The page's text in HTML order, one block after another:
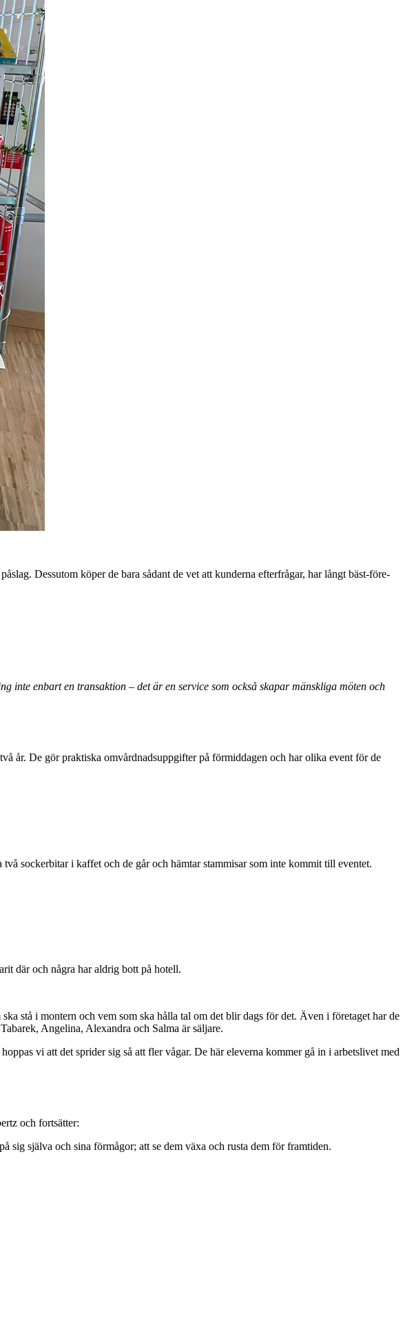
Dessutom köper de bara sådant de vet att kunderna efterfrågar, har långt bäst-före-
enbart en transaktion – det är en service som också skapar mänskliga möten och
år. De gör praktiska omvårdnadsuppgifter på förmiddagen och har olika event för de
sockerbitar i kaffet och de går och hämtar stammisar som inte kommit till eventet.
där och några har aldrig bott på hotell.
stå i montern och vem som ska hålla tal om det blir dags för det. Även i företaget har de
Angelina, Alexandra och Salma är säljare.
vi att det sprider sig så att fler vågar. De här eleverna kommer gå in i arbetslivet med
och fortsätter:
sig själva och sina förmågor; att se dem växa och rusta dem för framtiden.